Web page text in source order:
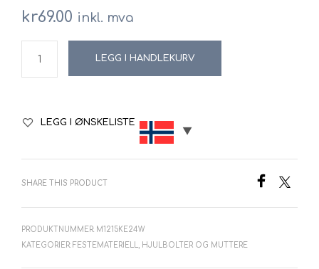
kr69.00 inkl. mva
LEGG I HANDLEKURV
LEGG I ØNSKELISTE
SHARE THIS PRODUCT
PRODUKTNUMMER: M1215KE24W
KATEGORIER: FESTEMATERIELL, HJULBOLTER OG MUTTERE